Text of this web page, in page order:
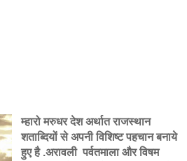
म्हारो मरुधर देश अर्थात राजस्थान
शताब्दियों से अपनी विशिष्ट पहचान बनाये
हुए है .अरावली पर्वतमाला और विषम